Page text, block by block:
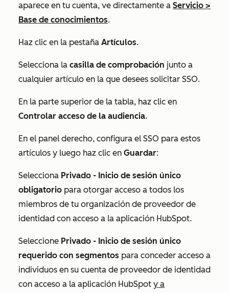
aparece en tu cuenta, ve directamente a Servicio >
Base de conocimientos.
Haz clic en la pestaña Artículos.
Selecciona la casilla de comprobación junto a
cualquier artículo en la que desees solicitar SSO.
En la parte superior de la tabla, haz clic en
Controlar acceso de la audiencia.
En el panel derecho, configura el SSO para estos
artículos y luego haz clic en Guardar:
Selecciona Privado - Inicio de sesión único
obligatorio para otorgar acceso a todos los
miembros de tu organización de proveedor de
identidad con acceso a la aplicación HubSpot.
Seleccione Privado - Inicio de sesión único
requerido con segmentos para conceder acceso a
individuos en su cuenta de proveedor de identidad
con acceso a la aplicación HubSpot y a